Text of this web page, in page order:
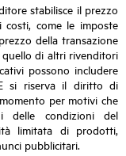
stabilisce il prezzo
come le imposte
della transazione
di altri rivenditori
possono includere
si riserva il diritto di
per motivi che
delle condizioni del
limitata di prodotti,
pubblicitari.